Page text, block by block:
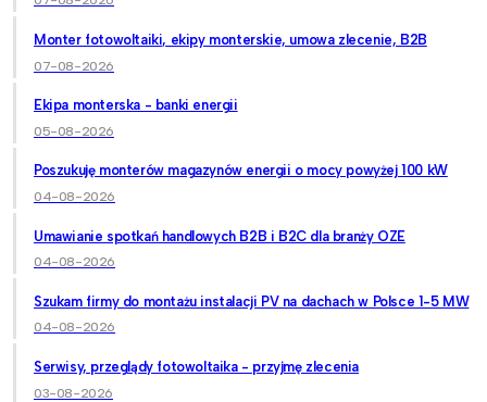
Monter fotowoltaiki, ekipy monterskie, umowa zlecenie, B2B
07-08-2026
Ekipa monterska - banki energii
05-08-2026
Poszukuję monterów magazynów energii o mocy powyżej 100 kW
04-08-2026
Umawianie spotkań handlowych B2B i B2C dla branży OZE
04-08-2026
Szukam firmy do montażu instalacji PV na dachach w Polsce 1-5 MW
04-08-2026
Serwisy, przeglądy fotowoltaika - przyjmę zlecenia
03-08-2026